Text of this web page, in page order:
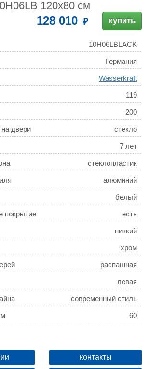
120x80 см
128 010 купить
10H06LBLACK
Германия
Wasserkraft
119
200
двери стекло
7 лет
стеклопластик
алюминий
белый
покрытие есть
низкий
хром
распашная
левая
современный стиль
60
двери 1
Aller
контакты